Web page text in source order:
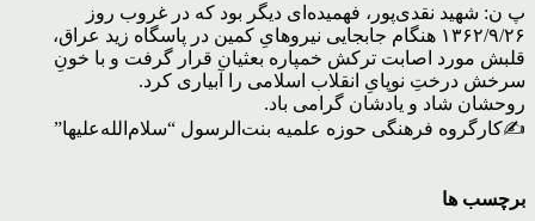
پ ن: شهید نقدی‌پور، فهمیده‌ای دیگر بود که در غروب روز
۱۳۶۲/۹/۲۶ هنگام جابجایی نیروهایِ کمین در پاسگاه زید عراق،
قلبش مورد اصابت ترکش خمپاره بعثیان قرار گرفت و با خونِ
سرخش درختِ نوپایِ انقلاب اسلامی را آبیاری کرد.
روحشان شاد و یادشان گرامی باد.
✍️کارگروه فرهنگی حوزه علمیه بنت‌الرسول “سلام‌الله‌علیها”
برچسب ها